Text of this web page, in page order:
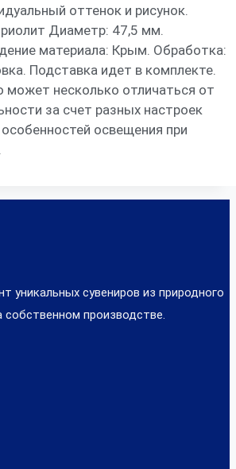
оттенок и рисунок.
Диаметр: 47,5 мм.
материала: Крым. Обработка:
Подставка идет в комплекте.
может несколько отличаться от
за счет разных настроек
освещения при
уникальных сувениров из природного
собственном производстве.